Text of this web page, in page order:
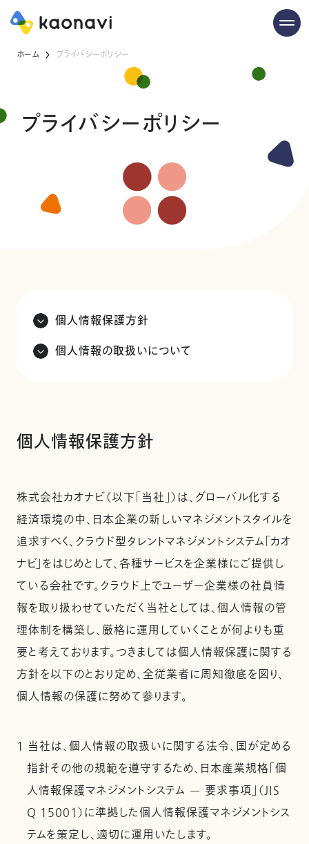
ホーム プライバシーポリシー
プライバシーポリシー
個人情報保護方針
個人情報の取扱いについて
個人情報保護方針
株式会社カオナビ（以下「当社」）は、グローバル化する
経済環境の中、日本企業の新しいマネジメントスタイルを
追求すべく、クラウド型タレントマネジメントシステム「カオ
ナビ」をはじめとして、各種サービスを企業様にご提供し
ている会社です。クラウド上でユーザー企業様の社員情
報を取り扱わせていただく当社としては、個人情報の管
理体制を構築し、厳格に運用していくことが何よりも重
要と考えております。つきましては個人情報保護に関する
方針を以下のとおり定め、全従業者に周知徹底を図り、
個人情報の保護に努めて参ります。
1 当社は、個人情報の取扱いに関する法令、国が定める
指針その他の規範を遵守するため、日本産業規格「個
人情報保護マネジメントシステム — 要求事項」（JIS
Q 15001）に準拠した個人情報保護マネジメントシス
テムを策定し、適切に運用いたします。